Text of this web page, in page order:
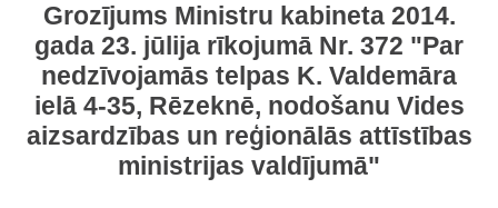
Grozījums Ministru kabineta 2014.
gada 23. jūlija rīkojumā Nr. 372 "Par
nedzīvojamās telpas K. Valdemāra
ielā 4-35, Rēzeknē, nodošanu Vides
aizsardzības un reģionālās attīstības
ministrijas valdījumā"